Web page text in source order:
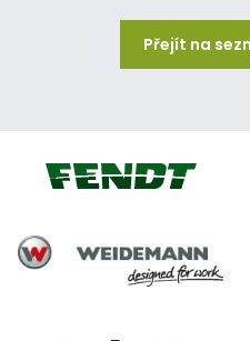
Přejít na
Fendt
Weidemann